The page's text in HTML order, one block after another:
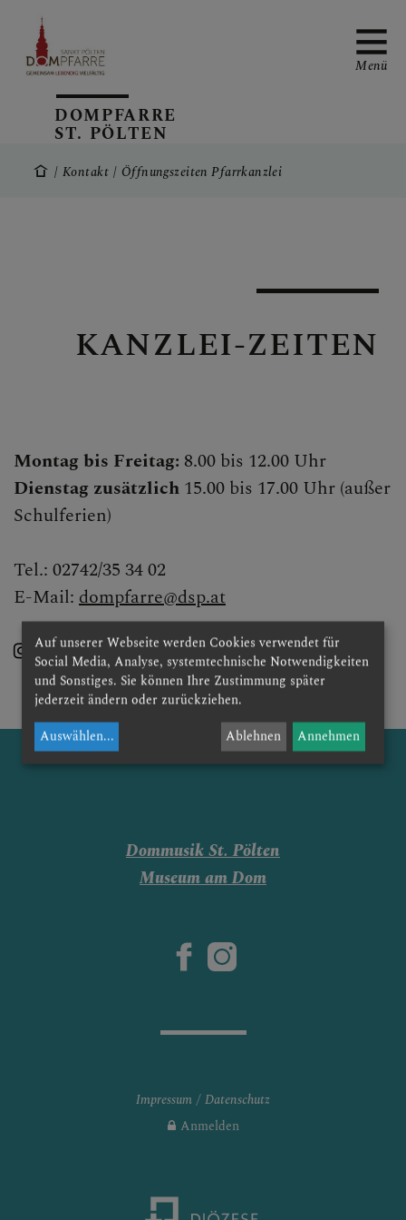
NEUIGKEITEN
ALLGEMEINE
GOTTESDIENSTORDNUN
KONTAKT
Pfarrteam
Pfarrgemeinderat
KINDER UND FAMILIEN
SAKRAMENTE
PFARRLICHE GRUPPEN
DOM AKTUELL
GLAUBENSVERTIEFUNG
DOMKIRCHE
DOMPFARRE
ST. PÖLTEN
Menü
Kontakt Öffnungszeiten Pfarrkanzlei
KANZLEI-ZEITEN
Montag bis Freitag: 8.00 bis 12.00 Uhr
Dienstag zusätzlich 15.00 bis 17.00 Uhr (außer
Schulferien)
Tel.: 02742/35 34 02
E-Mail: dompfarre@dsp.at
Dompfarre St.Pölten
Dommusik St. Pölten
Museum am Dom
Impressum
Datenschutz
Anmelden
Auf unserer Webseite werden Cookies verwendet für
Social Media, Analyse, systemtechnische Notwendigkeiten
und Sonstiges. Sie können Ihre Zustimmung später
jederzeit ändern oder zurückziehen.
Auswählen... Ablehnen Annehmen